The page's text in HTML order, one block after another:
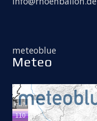
meteoblue
Meteo